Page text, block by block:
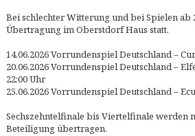
Bei schlechter Witterung und bei Spielen ab
Übertragung im Oberstdorf Haus statt.
14.06.2026 Vorrundenspiel Deutschland –
20.06.2026 Vorrundenspiel Deutschland –
22:00 Uhr
25.06.2026 Vorrundenspiel Deutschland –
Sechszehntelfinale bis Viertelfinale werden
Beteiligung übertragen.